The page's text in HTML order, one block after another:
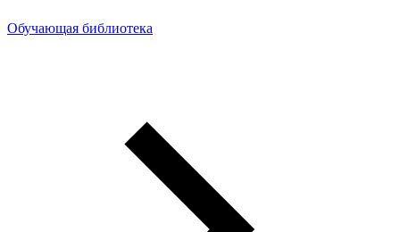
Обучающая библиотека